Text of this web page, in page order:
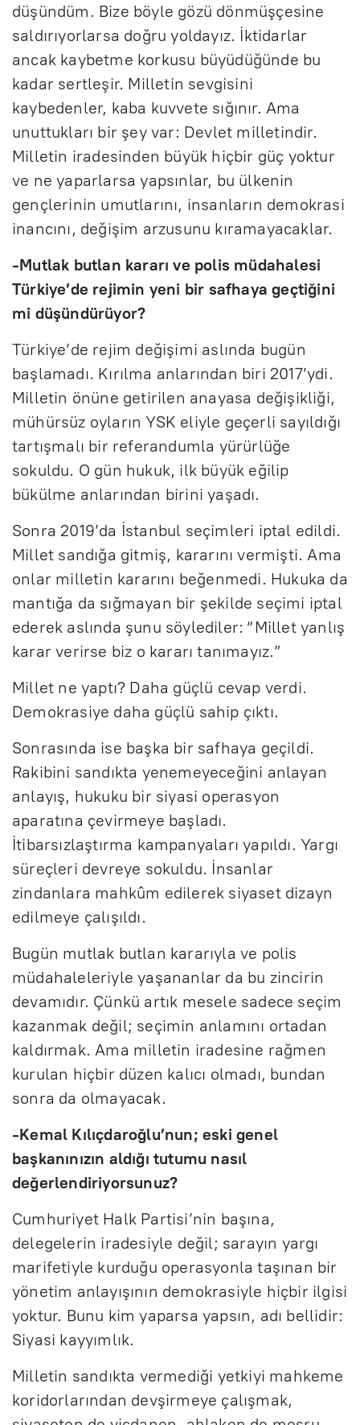
düşündüm. Bize böyle gözü dönmüşçesine
saldırıyorlarsa doğru yoldayız. İktidarlar
ancak kaybetme korkusu büyüdüğünde bu
kadar sertleşir. Milletin sevgisini
kaybedenler, kaba kuvvete sığınır. Ama
unuttukları bir şey var: Devlet milletindir.
Milletin iradesinden büyük hiçbir güç yoktur
ve ne yaparlarsa yapsınlar, bu ülkenin
gençlerinin umutlarını, insanların demokrasi
inancını, değişim arzusunu kıramayacaklar.
-Mutlak butlan kararı ve polis müdahalesi
Türkiye’de rejimin yeni bir safhaya geçtiğini
mi düşündürüyor?
Türkiye’de rejim değişimi aslında bugün
başlamadı. Kırılma anlarından biri 2017’ydi.
Milletin önüne getirilen anayasa değişikliği,
mühürsüz oyların YSK eliyle geçerli sayıldığı
tartışmalı bir referandumla yürürlüğe
sokuldu. O gün hukuk, ilk büyük eğilip
bükülme anlarından birini yaşadı.
Sonra 2019’da İstanbul seçimleri iptal edildi.
Millet sandığa gitmiş, kararını vermişti. Ama
onlar milletin kararını beğenmedi. Hukuka da
mantığa da sığmayan bir şekilde seçimi iptal
ederek aslında şunu söylediler: “Millet yanlış
karar verirse biz o kararı tanımayız.”
Millet ne yaptı? Daha güçlü cevap verdi.
Demokrasiye daha güçlü sahip çıktı.
Sonrasında ise başka bir safhaya geçildi.
Rakibini sandıkta yenemeyeceğini anlayan
anlayış, hukuku bir siyasi operasyon
aparatına çevirmeye başladı.
İtibarsızlaştırma kampanyaları yapıldı. Yargı
süreçleri devreye sokuldu. İnsanlar
zindanlara mahkûm edilerek siyaset dizayn
edilmeye çalışıldı.
Bugün mutlak butlan kararıyla ve polis
müdahaleleriyle yaşananlar da bu zincirin
devamıdır. Çünkü artık mesele sadece seçim
kazanmak değil; seçimin anlamını ortadan
kaldırmak. Ama milletin iradesine rağmen
kurulan hiçbir düzen kalıcı olmadı, bundan
sonra da olmayacak.
-Kemal Kılıçdaroğlu’nun; eski genel
başkanınızın aldığı tutumu nasıl
değerlendiriyorsunuz?
Cumhuriyet Halk Partisi’nin başına,
delegelerin iradesiyle değil; sarayın yargı
marifetiyle kurduğu operasyonla taşınan bir
yönetim anlayışının demokrasiyle hiçbir ilgisi
yoktur. Bunu kim yaparsa yapsın, adı bellidir:
Siyasi kayyımlık.
Milletin sandıkta vermediği yetkiyi mahkeme
koridorlarından devşirmeye çalışmak,